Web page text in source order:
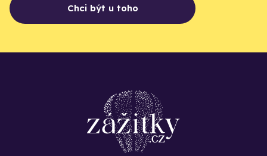
Chci být u toho